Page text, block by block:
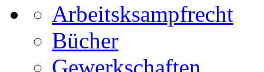
Arbeitsksampfrecht
Bücher
Gewerkschaften